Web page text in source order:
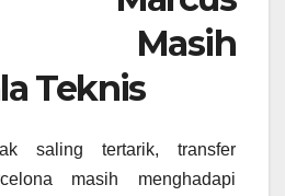
Masih
Teknis
saling tertarik, transfer
masih menghadapi